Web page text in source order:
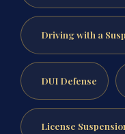
Driving with a
DUI Defense
License